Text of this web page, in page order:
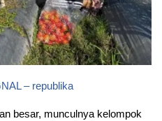
– republika
besar, munculnya kelompok